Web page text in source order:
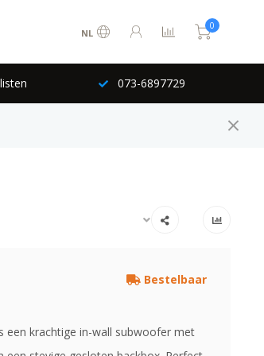
NL
0
073-6897729
Bestelbaar
een krachtige in-wall subwoofer met